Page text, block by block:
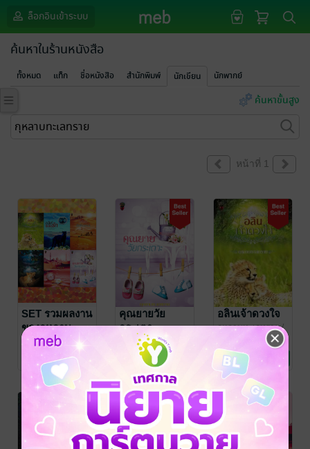
ล็อกอินเข้าระบบ
ค้นหาในร้านหนังสือ
ทั้งหมด แท็ก ชื่อหนังสือ สำนักพิมพ์ นักเขียน นักพากย์
ค้นหาขั้นสูง
หน้าที่ 1
SET รวมผลงาน
ของกุหลาบ
ทะเลทราย
กุหลาบทะเลทราย
NABOOKS
นิยายโรมานซ์
3 Rating
คุณยายวัย
กระเตาะ
กุหลาบทะเลทราย
NABOOKS
นิยายโรมานซ์
19 Rating
อลินเจ้าดวงใจ
กุหลาบทะเลทราย/
NABOOKS
นิยายโรมานซ์
12 Rating